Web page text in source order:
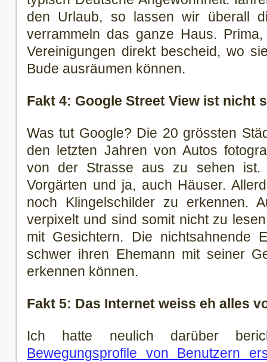
den Urlaub, so lassen wir überall
verrammeln das ganze Haus.
Vereinigungen direkt bescheid, wo
Bude ausräumen können.
Fakt 4: Google Street View ist nicht
Was tut Google? Die 20 grössten
den letzten Jahren von Autos
von der Strasse aus zu sehen ist.
Vorgärten und ja, auch Häuser.
noch Klingelschilder zu erkennen.
verpixelt und sind somit nicht zu
mit Gesichtern. Die nichtsahnende
schwer ihren Ehemann mit seiner
erkennen können.
Fakt 5: Das Internet weiss eh alles
Ich hatte neulich darüber
Bewegungsprofile von Benutzern